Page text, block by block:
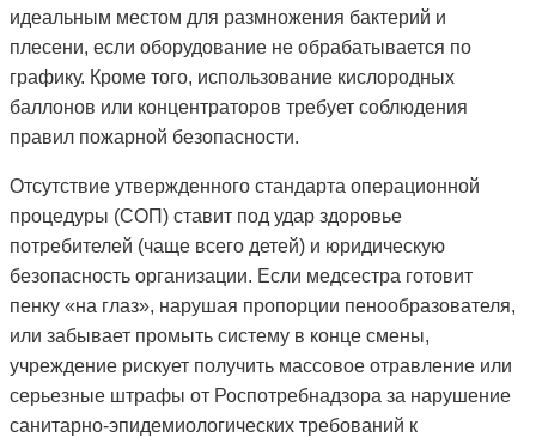
идеальным местом для размножения бактерий и
плесени, если оборудование не обрабатывается по
графику. Кроме того, использование кислородных
баллонов или концентраторов требует соблюдения
правил пожарной безопасности.
Отсутствие утвержденного стандарта операционной
процедуры (СОП) ставит под удар здоровье
потребителей (чаще всего детей) и юридическую
безопасность организации. Если медсестра готовит
пенку «на глаз», нарушая пропорции пенообразователя,
или забывает промыть систему в конце смены,
учреждение рискует получить массовое отравление или
серьезные штрафы от Роспотребнадзора за нарушение
санитарно-эпидемиологических требований к